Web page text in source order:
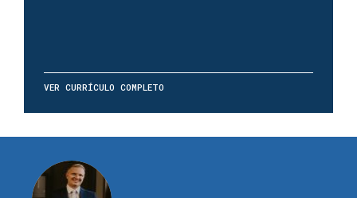
VER CURRÍCULO COMPLETO